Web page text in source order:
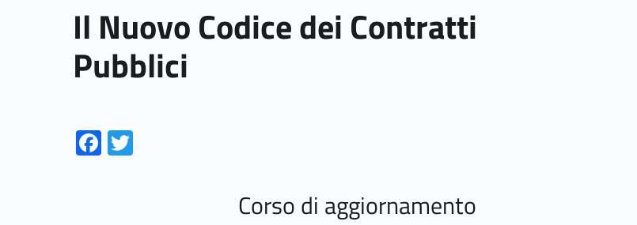
Il Nuovo Codice dei Contratti
Pubblici
Link identifier #identifier__131606-1 Fa
ce
Link identifier #identifier__113994-2
Corso di aggiornamento